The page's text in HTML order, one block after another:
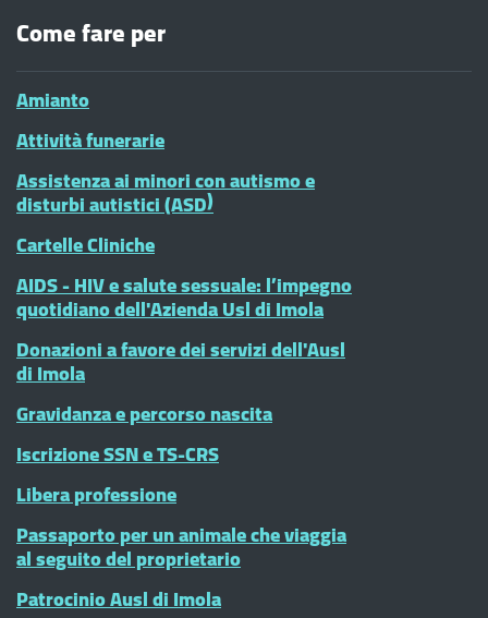
Come fare per
Amianto
Attività funerarie
Assistenza ai minori con autismo e
disturbi autistici (ASD)
Cartelle Cliniche
AIDS - HIV e salute sessuale: l’impegno
quotidiano dell'Azienda Usl di Imola
Donazioni a favore dei servizi dell'Ausl
di Imola
Gravidanza e percorso nascita
Iscrizione SSN e TS-CRS
Libera professione
Passaporto per un animale che viaggia
al seguito del proprietario
Patrocinio Ausl di Imola